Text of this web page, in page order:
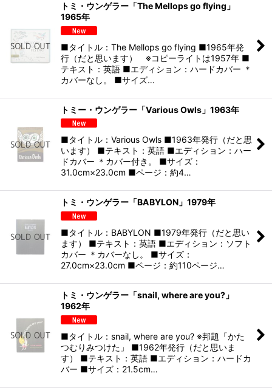
トミ・ウンゲラー「The Mellops go flying」
1965年
■タイトル：The Mellops go flying ■1965年発
行（だと思います） ※コピーライトは1957年 ■
テキスト：英語 ■エディション：ハードカバー ＊
カバーなし。 ■サイズ…
トミー・ウンゲラー「Various Owls」1963年
■タイトル：Various Owls ■1963年発行（だと思
います） ■テキスト：英語 ■エディション：ハー
ドカバー ＊カバー付き。 ■サイズ：
31.0cm×23.0cm ■ページ：約4…
トミ・ウンゲラー「BABYLON」1979年
■タイトル：BABYLON ■1979年発行（だと思い
ます） ■テキスト：英語 ■エディション：ソフト
カバー ＊カバーなし。 ■サイズ：
27.0cm×23.0cm ■ページ：約110ページ…
トミ・ウンゲラー「snail, where are you?」
1962年
■タイトル：snail, where are you? ※邦題「かた
つむりみつけた」 ■1962年発行（だと思いま
す） ■テキスト：英語 ■エディション：ハードカ
バー ■サイズ：21.5cm…